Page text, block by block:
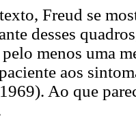
Freud se
desses
menos uma
aos
Ao que